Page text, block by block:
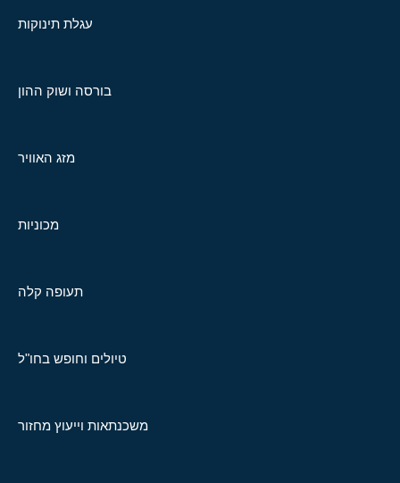
עגלת תינוקות
בורסה ושוק ההון
מזג האוויר
מכוניות
תעופה קלה
טיולים וחופש בחו"ל
משכנתאות וייעוץ מחזור